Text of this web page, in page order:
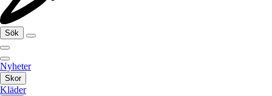
Sök
Nyheter
Skor
Kläder